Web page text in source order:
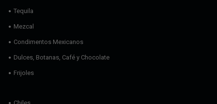
Tequila
Mezcal
Condimentos Mexicanos
Dulces, Botanas, Café y Chocolate
Frijoles